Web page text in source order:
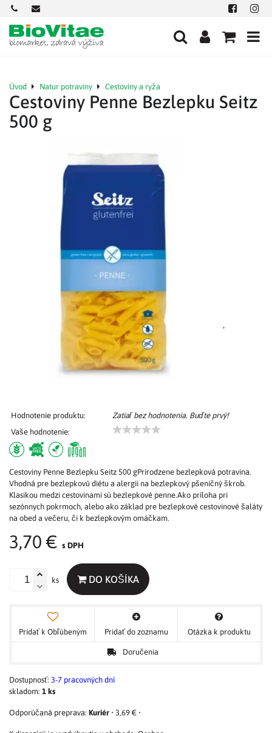
+421
901
712
584
office@biovitae.sk Facebook
Úvod Natur potraviny Cestoviny a ryža
Cestoviny Penne Bezlepku Seitz
500 g
Hodnotenie produktu:
Zatiaľ bez hodnotenia. Buďte prvý!
Vaše hodnotenie:
Cestoviny Penne Bezlepku Seitz 500 gPrirodzene bezlepková potravina.
Vhodná pre bezlepkovú diétu a alergii na bezlepkový pšeničný škrob.
Klasikou medzi cestovinami sú bezlepkové penne.Ako príloha pri
sezónnych pokrmoch, alebo ako základ pre bezlepkové cestovinové šaláty
na obed a večeru, či k bezlepkovým omáčkam.
3,70 € s DPH
ks DO KOŠÍKA
Pridať k Obľúbeným Pridať do zoznamu Otázka k produktu
Doručenia
Dostupnosť: 3-7 pracovných dní
skladom: 1 ks
Kuriér • 3,69 € •